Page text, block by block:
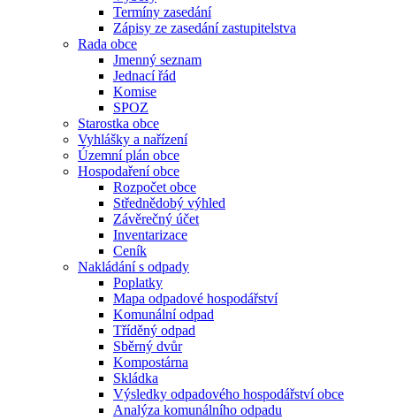
Termíny zasedání
Zápisy ze zasedání zastupitelstva
Rada obce
Jmenný seznam
Jednací řád
Komise
SPOZ
Starostka obce
Vyhlášky a nařízení
Územní plán obce
Hospodaření obce
Rozpočet obce
Střednědobý výhled
Závěrečný účet
Inventarizace
Ceník
Nakládání s odpady
Poplatky
Mapa odpadové hospodářství
Komunální odpad
Tříděný odpad
Sběrný dvůr
Kompostárna
Skládka
Výsledky odpadového hospodářství obce
Analýza komunálního odpadu